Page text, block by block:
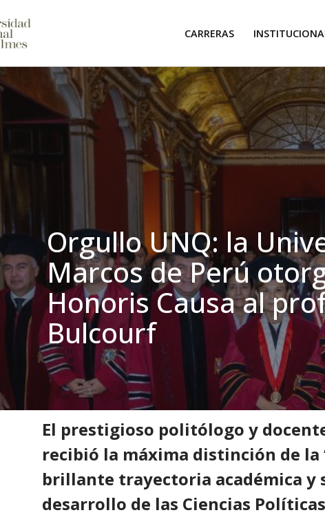
CARRERAS
Orgullo UNQ: la
Marcos de Perú
Honoris Causa al
Bulcourf
Inicio» Noticias»Noticias Orgullo UNQ: la Universidad de San
El prestigioso politólogo y
recibió la máxima distinción de la
brillante trayectoria académica y
desarrollo de las Ciencias